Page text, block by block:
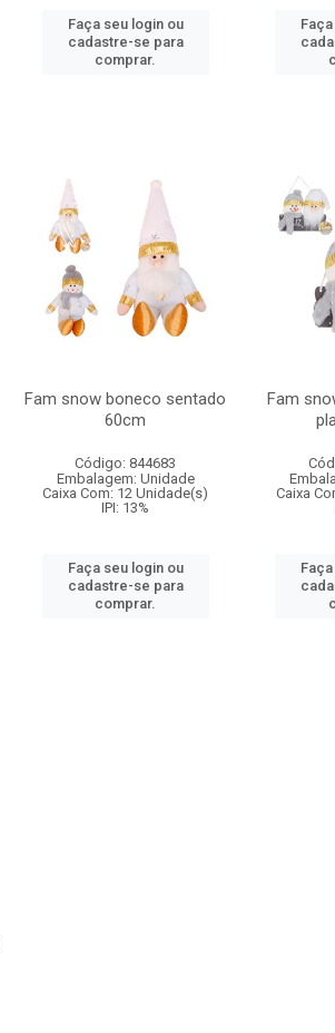
Faça seu login ou
cadastre-se para
comprar.
Fam snow boneco sentado
60cm
Código: 844683
Embalagem: Unidade
Caixa Com: 12 Unidade(s)
IPI: 13%
Faça seu login ou
cadastre-se para
comprar.
Fam
Caixa